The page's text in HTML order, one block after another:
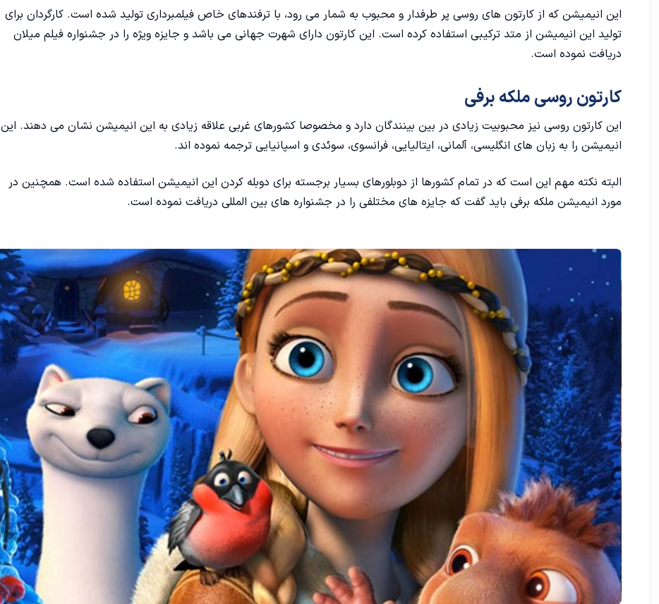
این انیمیشن که از کارتون‌ های روسی پر طرفدار و محبوب به شمار می رود، با ترفندهای خاص فیلمبرداری تولید شده است. کارگردان برای
تولید این انیمیشن از متد ترکیبی استفاده کرده است. این کارتون دارای شهرت جهانی می باشد و جایزه ویژه را در جشنواره فیلم میلان
دریافت نموده است.
کارتون روسی ملکه برفی
این کارتون روسی نیز محبوبیت زیادی در بین بینندگان دارد و مخصوصا کشورهای غربی علاقه زیادی به این انیمیشن نشان می دهند. این
انیمیشن را به زبان های انگلیسی، آلمانی، ایتالیایی، فرانسوی، سوئدی و اسپانیایی ترجمه نموده اند.
البته نکته مهم این است که در تمام کشورها از دوبلورهای بسیار برجسته برای دوبله کردن این انیمیشن استفاده شده است. همچنین در
مورد انیمیشن ملکه برفی باید گفت که جایزه های مختلفی را در جشنواره های بین المللی دریافت نموده است.